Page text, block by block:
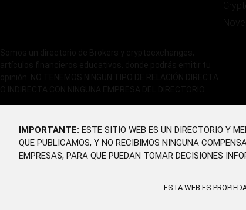
IMPORTANTE: ESTE SITIO WEB ES UN DIRECTORIO Y
QUE PUBLICAMOS, Y NO RECIBIMOS NINGUNA
EMPRESAS, PARA QUE PUEDAN TOMAR DECISIONES
ESTA WEB ES